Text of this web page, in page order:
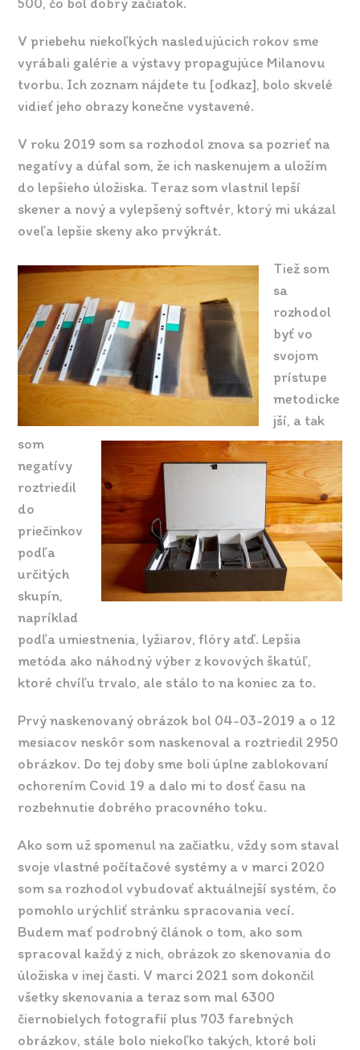
V priebehu niekoľkých nasledujúcich rokov sme
vyrábali galérie a výstavy propagujúce Milanovu
tvorbu. Ich zoznam nájdete tu [odkaz], bolo skvelé
vidieť jeho obrazy konečne vystavené.
V roku 2019 som sa rozhodol znova sa pozrieť na
negatívy a dúfal som, že ich naskenujem a uložím
do lepšieho úložiska. Teraz som vlastnil lepší
skener a nový a vylepšený softvér, ktorý mi ukázal
oveľa lepšie skeny ako prvýkrát.
Tiež som
sa
rozhodol
byť vo
svojom
prístupe
metodicke
jší, a tak
som
negatívy
roztriedil
do
priečinkov
podľa
určitých
skupín,
napríklad
podľa umiestnenia, lyžiarov, flóry atď. Lepšia
metóda ako náhodný výber z kovových škatúľ,
ktoré chvíľu trvalo, ale stálo to na koniec za to.
Prvý naskenovaný obrázok bol 04-03-2019 a o 12
mesiacov neskôr som naskenoval a roztriedil 2950
obrázkov. Do tej doby sme boli úplne zablokovaní
ochorením Covid 19 a dalo mi to dosť času na
rozbehnutie dobrého pracovného toku.
Ako som už spomenul na začiatku, vždy som staval
svoje vlastné počítačové systémy a v marci 2020
som sa rozhodol vybudovať aktuálnejší systém, čo
pomohlo urýchliť stránku spracovania vecí.
Budem mať podrobný článok o tom, ako som
spracoval každý z nich, obrázok zo skenovania do
úložiska v inej časti. V marci 2021 som dokončil
všetky skenovania a teraz som mal 6300
čiernobielych fotografií plus 703 farebných
obrázkov, stále bolo niekoľko takých, ktoré boli